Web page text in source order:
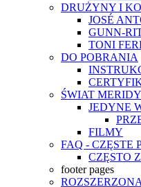
DRUŻYNY I
JOSÉ
GUNN-
TONI
DO POBRANIA
ŚWIAT MERIDY
JEDYNE
FILMY
FAQ - CZĘSTE
CZĘSTO
footer pages